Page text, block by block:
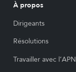
À propos
Dirigeants
Résolutions
Travailler avec l’APN